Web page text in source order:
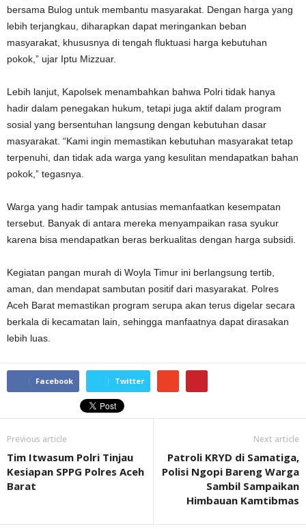
bersama Bulog untuk membantu masyarakat. Dengan harga yang
lebih terjangkau, diharapkan dapat meringankan beban
masyarakat, khususnya di tengah fluktuasi harga kebutuhan
pokok,” ujar Iptu Mizzuar.
Lebih lanjut, Kapolsek menambahkan bahwa Polri tidak hanya
hadir dalam penegakan hukum, tetapi juga aktif dalam program
sosial yang bersentuhan langsung dengan kebutuhan dasar
masyarakat. “Kami ingin memastikan kebutuhan masyarakat tetap
terpenuhi, dan tidak ada warga yang kesulitan mendapatkan bahan
pokok,” tegasnya.
Warga yang hadir tampak antusias memanfaatkan kesempatan
tersebut. Banyak di antara mereka menyampaikan rasa syukur
karena bisa mendapatkan beras berkualitas dengan harga subsidi.
Kegiatan pangan murah di Woyla Timur ini berlangsung tertib,
aman, dan mendapat sambutan positif dari masyarakat. Polres
Aceh Barat memastikan program serupa akan terus digelar secara
berkala di kecamatan lain, sehingga manfaatnya dapat dirasakan
lebih luas.
Facebook Twitter
Previous article
Tim Itwasum Polri Tinjau
Kesiapan SPPG Polres Aceh
Barat
Next article
Patroli KRYD di Samatiga,
Polisi Ngopi Bareng Warga
Sambil Sampaikan
Himbauan Kamtibmas